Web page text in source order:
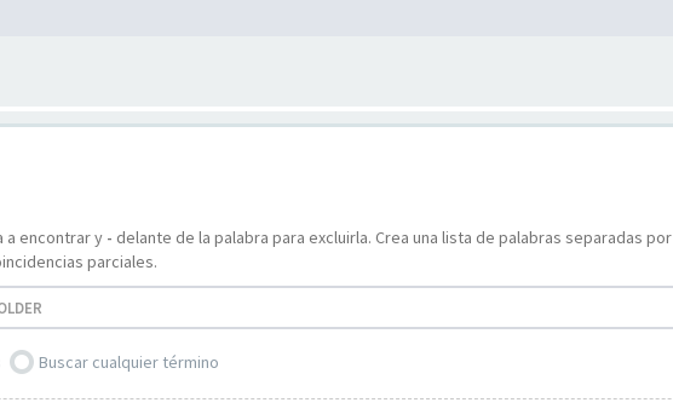
a encontrar y - delante de la palabra para excluirla. Crea una lista de palabras separadas por
parciales.
Buscar cualquier término